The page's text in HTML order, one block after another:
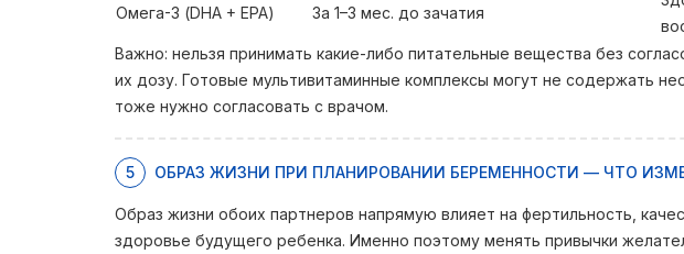
Омега-3 (DHA + EPA) За 1–3 мес. до зачатия
Важно: нельзя принимать какие-либо питательные вещества без
их дозу. Готовые мультивитаминные комплексы могут не содержать
тоже нужно согласовать с врачом.
5 ОБРАЗ ЖИЗНИ ПРИ ПЛАНИРОВАНИИ БЕРЕМЕННОСТИ — ЧТО
Образ жизни обоих партнеров напрямую влияет на фертильность,
здоровье будущего ребенка. Именно поэтому менять привычки